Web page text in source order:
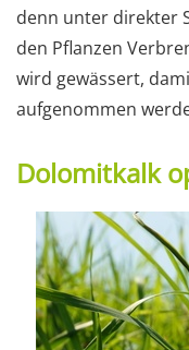
denn unter direkter
den Pflanzen
wird gewässert,
aufgenommen
Dolomitkalk